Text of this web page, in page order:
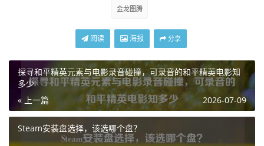
游戏的对战中，它仿佛能赋予玩家一种无形的力量，激励着
受瞩目的焦点，每当玩家在游戏界面展示出金龙图腾时，都
足感是无法用言语来形容的。
金龙图腾还与游戏中的各种重大赛事紧密相连,许多职业选手
和顶尖战队都以拥有金龙图腾相关的周边或在比赛中展示金
龙元素为荣，它代表着对胜利的渴望和对卓越的追求，成为
了激励选手们不断突破自我、创造佳绩的精神寄托，在那些
金龙图腾
阅读 海报 分享
探寻和平精英元素与电影录音碰撞，可录音的和平精英电影知
多少
« 上一篇
2026-07-09
Steam安装盘选择，该选哪个盘？